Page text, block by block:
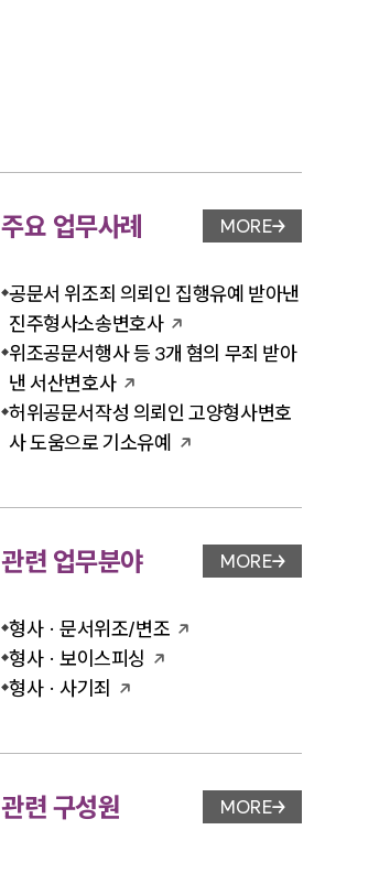
주요 업무사례 업무사례 페이지 이
MORE
공문서 위조죄 의뢰인 집행유예 받아낸
진주형사소송변호사
위조공문서행사 등 3개 혐의 무죄 받아
낸 서산변호사
허위공문서작성 의뢰인 고양형사변호
사 도움으로 기소유예
관련 업무분야 업무분야 페이지 이
MORE
형사 · 문서위조/변조
형사 · 보이스피싱
형사 · 사기죄
관련 구성원 변호사 페이지 이동
MORE